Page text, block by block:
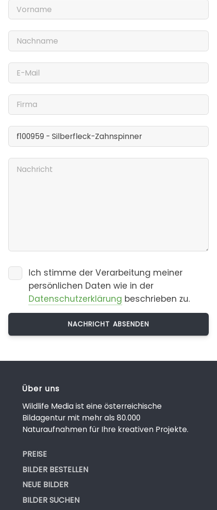
Ich stimme der Verarbeitung meiner
persönlichen Daten wie in der
Datenschutzerklärung beschrieben zu.
Über uns
Wildlife Media ist eine österreichische
Bildagentur mit mehr als 80.000
Naturaufnahmen für Ihre kreativen Projekte.
PREISE
BILDER BESTELLEN
NEUE BILDER
BILDER SUCHEN